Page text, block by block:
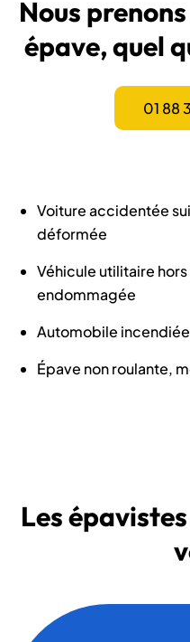
Nous
épave, quel
01 88
Voiture accidentée
déformée
Véhicule utilitaire
endommagée
Automobile
Épave non roulante,
Les